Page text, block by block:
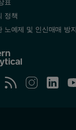
표
정책
노예제 및 인신매매 방